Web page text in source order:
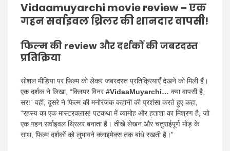
Vidaamuyarchi movie review – एक
गहन सर्वाइवल थ्रिलर की शानदार वापसी!
फिल्म की review औरदर्शकों की जबरदस्त
प्रतिक्रिया
सोशल मीडिया पर फिल्म को लेकर जबरदस्त प्रतिक्रियाएँ देखने को मिली हैं।
एक दर्शक ने लिखा, “क्लियर विनर#VidaaMuyarchi… क्या वापसी है,
सर!” वहीं, दूसरे ने फिल्म की मनोरंजक कहानी की प्रशंसा करते हुए कहा,
“रहस्य का एक मास्टरक्लास! पटकथा में व्यामोह और हताशा का मिश्रण है, जो
एक गहन सर्वाइवल थ्रिलर बनाता है। तीखे लेखन और चतुराईपूर्ण मोड़ के
साथ, फिल्म दर्शकों को लुभावने क्लाइमेक्स तक बांधे रखती है।”